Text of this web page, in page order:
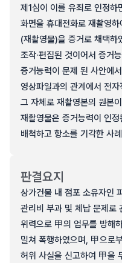
제1심이 이를 유죄로 인정
화면을 휴대전화로 재촬영
(재촬영물)을 증거로 채택하
조작·편집된 것이어서 증거
증거능력이 문제 된 사안에
영상파일과의 관계에서 전
그 자체로 재촬영본의 원본
재촬영물은 증거능력이 인
배척하고 항소를 기각한 사례
판결요지
상가건물 내 점포 소유자인
관리비 부과 및 체납 문제로
위력으로 甲의 업무를 방해
밀쳐 폭행하였으며, 甲으로
허위 사실을 신고하여 甲을